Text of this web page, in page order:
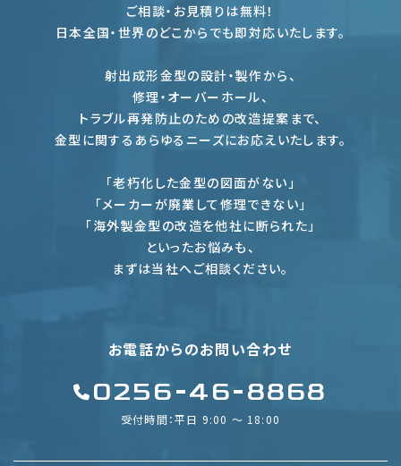
ご相談・お見積りは無料！
日本全国・世界のどこからでも即対応いたします。
射出成形金型の設計・製作から、
修理・オーバーホール、
トラブル再発防止のための改造提案まで、
金型に関するあらゆるニーズにお応えいたします。
「老朽化した金型の図面がない」
「メーカーが廃業して修理できない」
「海外製金型の改造を他社に断られた」
といったお悩みも、
まずは当社へご相談ください。
お電話からのお問い合わせ
0256-46-8868
受付時間：平日 9:00 〜 18:00